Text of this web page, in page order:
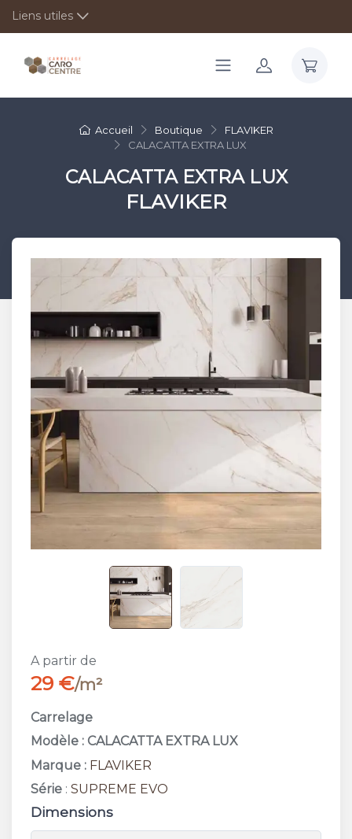
Liens utiles
Accueil Boutique
FLAVIKER
CALACATTA EXTRA LUX
CALACATTA EXTRA LUX
FLAVIKER
A partir de
29 €/m²
Carrelage
Modèle : CALACATTA EXTRA LUX
Marque : FLAVIKER
Série : SUPREME EVO
Dimensions